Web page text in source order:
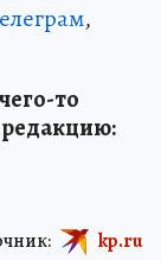
,
то
kp.ru